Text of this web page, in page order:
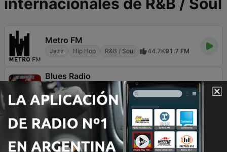
Metro FM
Jazz Hip Hop R&B / Soul 44.7K91.7 FM
Blues Radio
Quality Music for Body and soul
Rock clásico
Blues R&B / Soul
Online
100 Hip Hop and RNB FM
Your #1 Station for Today's R&B Hip Hop and Throwbacks
Hip Hop
R&B / Soul 1.6K Online